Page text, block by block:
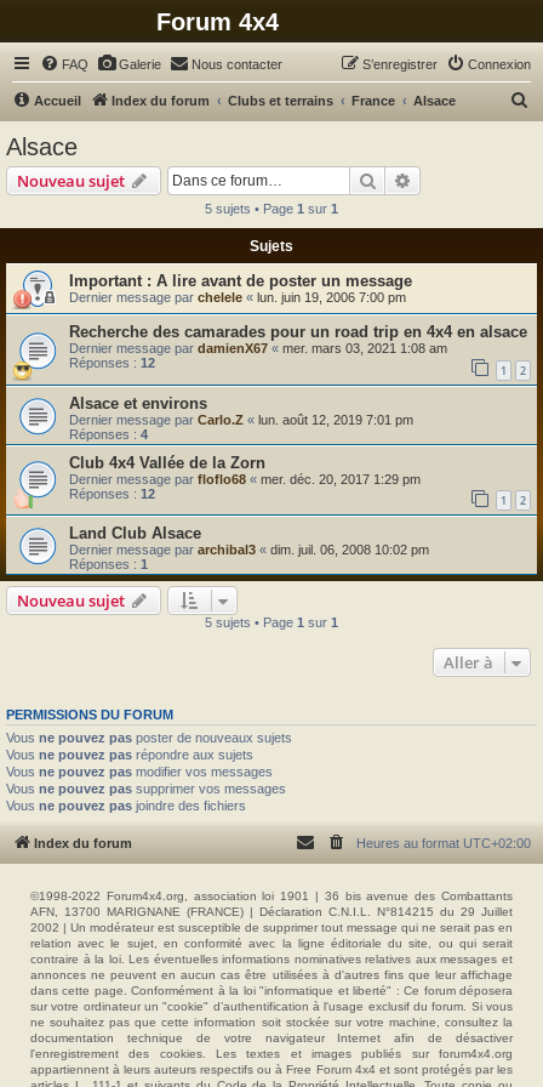
Forum 4x4
FAQ Galerie Nous contacter Connexion
S’enregistrer
Accueil Index du forum Clubs et terrains France Alsace
r
Alsace
Nouveau sujet Rechercher
5 sujets • Page 1 sur 1
Sujets
A lire avant de poster un message
Dernier message par chelele « lun. juin 19, 2006 7:00 pm
Recherche des camarades pour un road trip en 4x4 en alsace
Dernier message par damienX67 « mer. mars 03, 2021 1:08 am
Réponses : 12 1 2
Alsace et environs
Dernier message par Carlo.Z « lun. août 12, 2019 7:01 pm
Réponses : 4
Club 4x4 Vallée de la Zorn
Dernier message par floflo68 « mer. déc. 20, 2017 1:29 pm
Réponses : 12 1 2
Land Club Alsace
Dernier message par archibal3 « dim. juil. 06, 2008 10:02 pm
Réponses : 1
Nouveau sujet
5 sujets • Page 1 sur 1
Aller à
PERMISSIONS DU FORUM
Vous ne pouvez pas poster de nouveaux sujets
Vous ne pouvez pas répondre aux sujets
Vous ne pouvez pas modifier vos messages
Vous ne pouvez pas supprimer vos messages
Vous ne pouvez pas joindre des fichiers
Index du forum Heures au format UTC+02:00
©1998-2022 Forum4x4.org, association loi 1901 | 36 bis avenue des Combattants
AFN, 13700 MARIGNANE (FRANCE) | Déclaration C.N.I.L. N°814215 du 29 Juillet
2002 | Un modérateur est susceptible de supprimer tout message qui ne serait pas en
relation avec le sujet, en conformité avec la ligne éditoriale du site, ou qui serait
contraire à la loi. Les éventuelles informations nominatives relatives aux messages et
annonces ne peuvent en aucun cas être utilisées à d'autres fins que leur affichage
dans cette page. Conformément à la loi "informatique et liberté" : Ce forum déposera
sur votre ordinateur un "cookie" d’authentification à l'usage exclusif du forum. Si vous
ne souhaitez pas que cette information soit stockée sur votre machine, consultez la
documentation technique de votre navigateur Internet afin de désactiver
l'enregistrement des cookies. Les textes et images publiés sur forum4x4.org
appartiennent à leurs auteurs respectifs ou à Free Forum 4x4 et sont protégés par les